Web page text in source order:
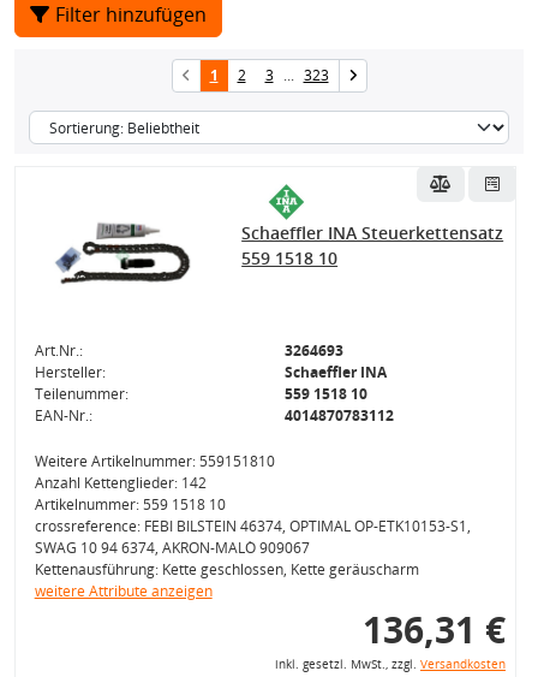
Filter hinzufügen
1 2 3 ... 323
Schaeffler INA Steuerkettensatz
559 1518 10
Art.Nr.:
3264693
Hersteller:
Schaeffler INA
Teilenummer:
559 1518 10
EAN-Nr.:
4014870783112
Weitere Artikelnummer: 559151810
Anzahl Kettenglieder: 142
Artikelnummer: 559 1518 10
crossreference: FEBI BILSTEIN 46374, OPTIMAL OP-ETK10153-S1,
SWAG 10 94 6374, AKRON-MALÒ 909067
Kettenausführung: Kette geschlossen, Kette geräuscharm
weitere Attribute anzeigen
136,31 €
inkl. gesetzl. MwSt., zzgl. Versandkosten